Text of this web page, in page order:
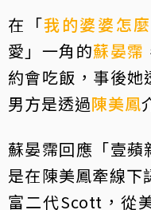
在「我的婆婆怎
愛」一角的蘇晏霈
約會吃飯，事後
男方是透過陳美鳳
蘇晏霈回應「壹蘋
是在陳美鳳牽線下
富二代Scott，從